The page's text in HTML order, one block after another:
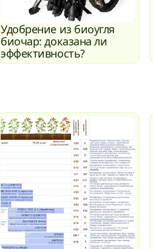
Удобрение из биоугля
биочар: доказана ли
эффективность?